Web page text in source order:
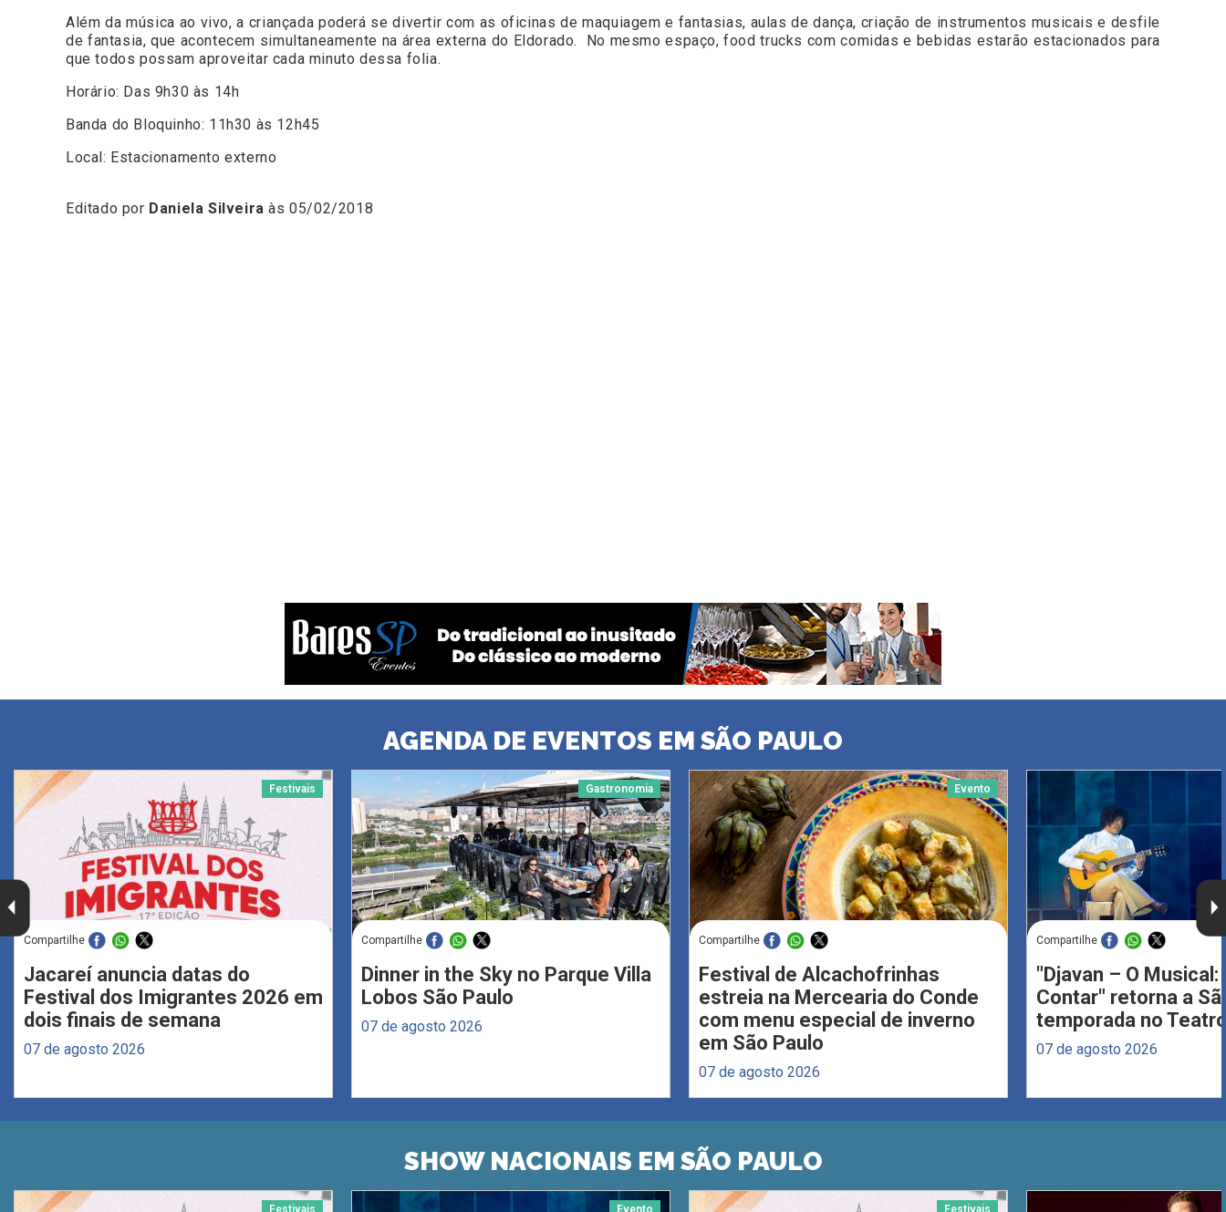
Além da música ao vivo, a criançada poderá se divertir com as oficinas de maquiagem e fantasias, aulas de dança, criação de instrumentos musicais e desfile
de fantasia, que acontecem simultaneamente na área externa do Eldorado. No mesmo espaço, food trucks com comidas e bebidas estarão estacionados para
que todos possam aproveitar cada minuto dessa folia.
Horário: Das 9h30 às 14h
Banda do Bloquinho: 11h30 às 12h45
Local: Estacionamento externo
Editado por Daniela Silveira às 05/02/2018
AGENDA DE EVENTOS EM SÃO PAULO
Festivais
Compartilhe
Jacareí anuncia datas do
Festival dos Imigrantes 2026 em
dois finais de semana
07 de agosto 2026
Gastronomia
Compartilhe
Dinner in the Sky no Parque Villa
Lobos São Paulo
07 de agosto 2026
Evento
Compartilhe
Festival de Alcachofrinhas
estreia na Mercearia do Conde
com menu especial de inverno
em São Paulo
07 de agosto 2026
Compartilhe
"Djavan – O Musical:
Contar" retorna a
temporada no
07 de agosto 2026
SHOW NACIONAIS EM SÃO PAULO
Festivais Evento Festivais